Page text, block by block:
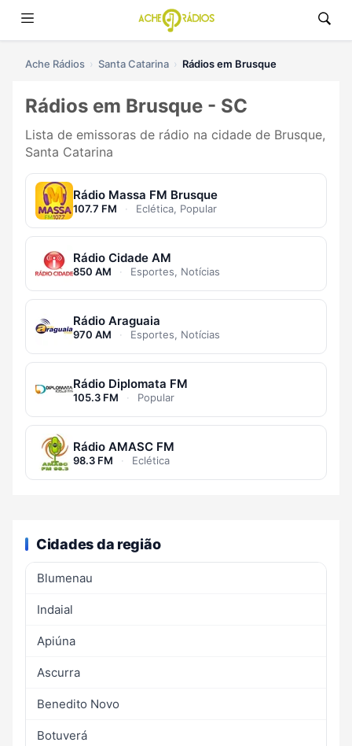
Ache Rádios Santa Catarina Rádios em Brusque
Rádios em Brusque - SC
Lista de emissoras de rádio na cidade de Brusque,
Santa Catarina
Rádio Massa FM Brusque
107.7 FM · Eclética, Popular
Rádio Cidade AM
850 AM · Esportes, Notícias
Rádio Araguaia
970 AM · Esportes, Notícias
Rádio Diplomata FM
105.3 FM · Popular
Rádio AMASC FM
98.3 FM · Eclética
Cidades da região
Blumenau
Indaial
Apiúna
Ascurra
Benedito Novo
Botuverá